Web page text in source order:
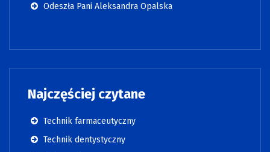
Odeszła Pani Aleksandra Opalska
Najczęściej czytane
Technik farmaceutyczny
Technik dentystyczny